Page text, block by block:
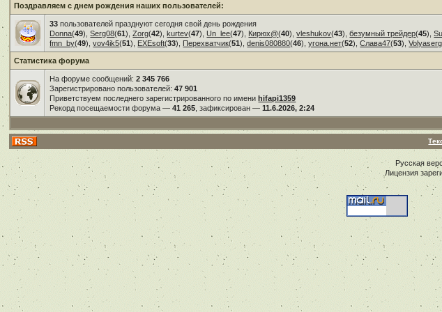
Поздравляем с днем рождения наших пользователей:
33 пользователей празднуют сегодня свой день рождения
Donna(49),Serg08(61),Zorg(42),kurtev(47),Un_lee(47), Кирюх@(40),vleshukov(43),безумный трейдер(45),
fmn_by(49),vov4ik5(51), EXEsoft(33), Перехватчик(51),denis080880(46),угона.нет(52),Слава47(53),Volyaserg
Статистика форума
На форуме сообщений:2 345 766
Зарегистрировано пользователей:47 901
Приветствуем последнего зарегистрированного по имениhifapi1359
Рекорд посещаемости форума —41 265 , зафиксирован —11.6.2026, 2:24
Русская
Лицензия